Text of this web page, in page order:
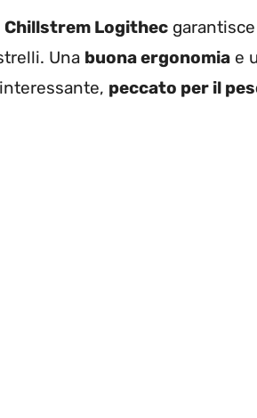
Chillstrem Logithec
Una buona ergonomia e
peccato per il